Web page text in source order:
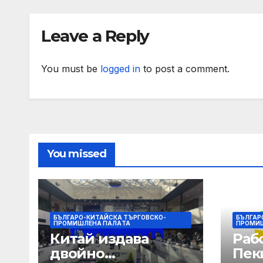
заседание на
въпроси“ в
Leave a Reply
You must be logged in to post a comment.
You missed
БЪЛГАРО-КИТАЙСКА ТЪРГОВСКО-
ПРОМИШЛЕНА ПАЛAТА
Китай издава
двойно